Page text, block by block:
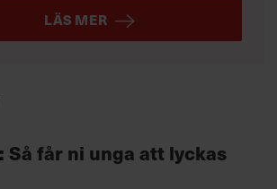
Så får ni unga att lyckas
LÄS MER